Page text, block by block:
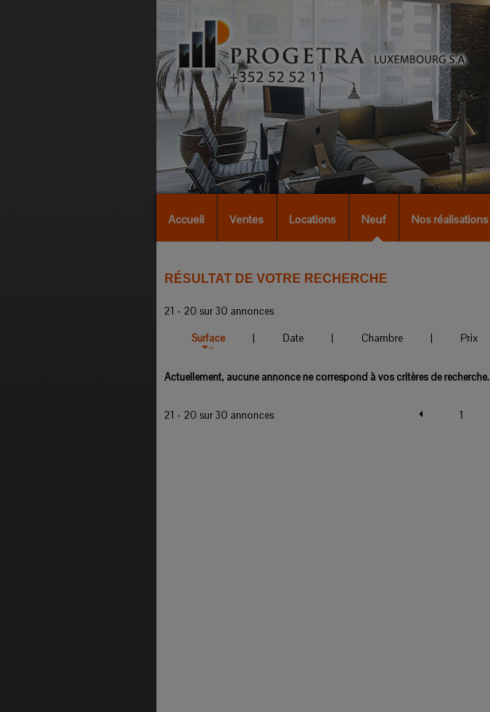
Accueil Ventes Locations Neuf Nos réalisations
RÉSULTAT DE VOTRE RECHERCHE
21 - 20 sur 30 annonces
Surface
| Date | Chambre | Prix
Actuellement, aucune annonce ne correspond à vos critères de recherche.
21 - 20 sur 30 annonces 1